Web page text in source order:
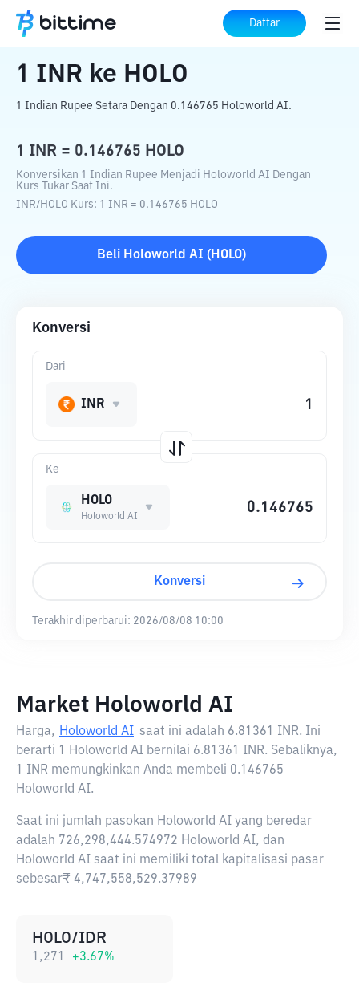
Daftar
Beranda Konverter Kripto ke HOLO
1 INR ke HOLO
1 Indian Rupee Setara Dengan 0.146765 Holoworld AI.
1 INR = 0.146765 HOLO
Konversikan 1 Indian Rupee Menjadi Holoworld AI Dengan
Kurs Tukar Saat Ini.
INR/HOLO Kurs: 1 INR = 0.146765 HOLO
Beli Holoworld AI ( HOLO)
Konversi
Ke
HOLO
Holoworld AI
Dari
INR
Konversi
Terakhir diperbarui: 2026/08/08 10:00
Market Holoworld AI
Harga, Holoworld AI saat ini adalah 6.81361 INR. Ini
berarti 1 Holoworld AI bernilai 6.81361 INR. Sebaliknya,
1 INR memungkinkan Anda membeli 0.146765
Holoworld AI.
Saat ini jumlah pasokan Holoworld AI yang beredar
adalah 726,298,444.574972 Holoworld AI, dan
Holoworld AI saat ini memiliki total kapitalisasi pasar
sebesar₹ 4,747,558,529.37989
HOLO/IDR
1,271 +3.67%